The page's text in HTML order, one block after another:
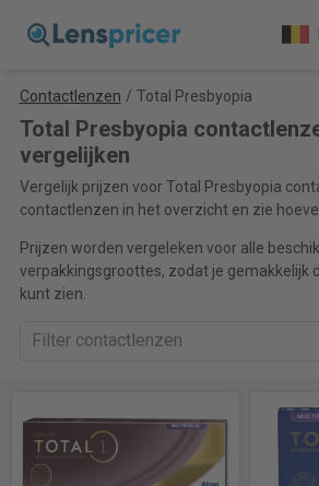
Contactlenzen / Total Presbyopia
Total Presbyopia
vergelijken
Vergelijk prijzen voor Total Presbyopia
contactlenzen in het overzicht en zie
Prijzen worden vergeleken voor alle
verpakkingsgroottes, zodat je gemakkelijk
kunt zien.